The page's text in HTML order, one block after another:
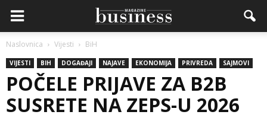
Naslovnica Vijesti BiH
VIJESTI BIH DOGAĐAJI NAJAVE EKONOMIJA PRIVREDA SAJMOVI
POČELE PRIJAVE ZA B2B
SUSRETE NA ZEPS-U 2026